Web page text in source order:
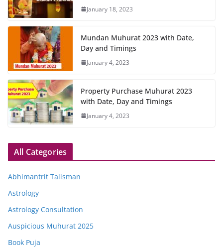
January 18, 2023
Mundan Muhurat 2023 with Date,
Day and Timings
January 4, 2023
Property Purchase Muhurat 2023
with Date, Day and Timings
January 4, 2023
All Categories
Abhimantrit Talisman
Astrology
Astrology Consultation
Auspicious Muhurat 2025
Book Puja